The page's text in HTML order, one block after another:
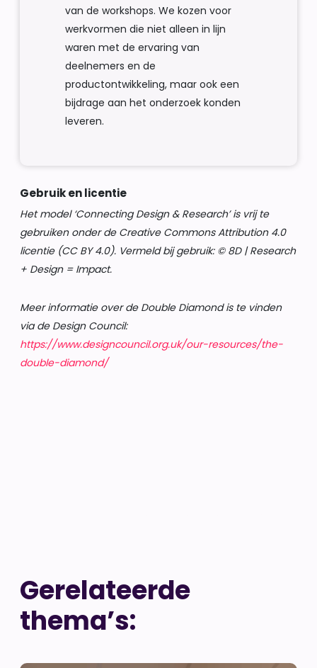
van de workshops. We kozen voor
werkvormen die niet alleen in lijn
waren met de ervaring van
deelnemers en de
productontwikkeling, maar ook een
bijdrage aan het onderzoek konden
leveren.
Gebruik en licentie
Het model ‘Connecting Design & Research’ is vrij te
gebruiken onder de Creative Commons Attribution 4.0
licentie (CC BY 4.0). Vermeld bij gebruik: © 8D | Research
+ Design = Impact.
Meer informatie over de Double Diamond is te vinden
via de Design Council:
https://www.designcouncil.org.uk/our-resources/the-
double-diamond/
Gerelateerde
thema’s: